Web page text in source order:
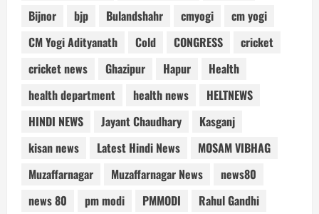
Bijnor
bjp Bulandshahr cmyogi
cm yogi
CM Yogi Adityanath
Cold CONGRESS
cricket
cricket news
Ghazipur Hapur
Health
health department
health news
HELTNEWS
HINDI NEWS
Jayant Chaudhary
Kasganj
kisan news
Latest Hindi News
MOSAM VIBHAG
Muzaffarnagar
Muzaffarnagar News
news80
news 80
pm modi PMMODI
Rahul Gandhi